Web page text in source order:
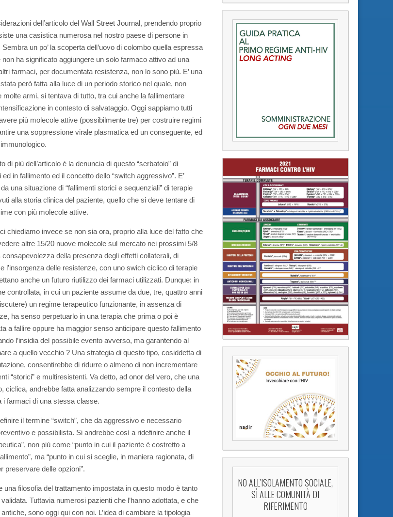
dell’articolo del Wall Street Journal, prendendo proprio
una casistica numerosa nel nostro paese di persone in
un po’ la scoperta dell’uovo di colombo quella espressa
non ha significato aggiungere un solo farmaco attivo ad una
farmaci, per documentata resistenza, non lo sono più. E’ una
però fatta alla luce di un periodo storico nel quale, non
molte armi, si tentava di tutto, tra cui anche la fallimentare
in contesto di salvataggio. Oggi sappiamo tutti
più molecole attive (possibilmente tre) per costruire regimi
una soppressione virale plasmatica ed un conseguente, ed
di più dell’articolo è la denuncia di questo “serbatoio” di
in fallimento ed il concetto dello “switch aggressivo”. E’
una situazione di “fallimenti storici e sequenziali” di terapie
alla storia clinica del paziente, quello che si deve tentare di
con più molecole attive.
chiediamo invece se non sia ora, proprio alla luce del fatto che
altre 15/20 nuove molecole sul mercato nei prossimi 5/8
consapevolezza della presenza degli effetti collaterali, di
l’insorgenza delle resistenze, con uno swich ciclico di terapie
anche un futuro riutilizzo dei farmaci utilizzati. Dunque: in
controllata, in cui un paziente assume da due, tre, quattro anni
un regime terapeutico funzionante, in assenza di
ha senso perpetuarlo in una terapia che prima o poi è
a fallire oppure ha maggior senso anticipare questo fallimento
l’insidia del possibile evento avverso, ma garantendo al
a quello vecchio ? Una strategia di questo tipo, cosiddetta di
consentirebbe di ridurre o almeno di non incrementare
“storici” e multiresistenti. Va detto, ad onor del vero, che una
ciclica, andrebbe fatta analizzando sempre il contesto della
i farmaci di una stessa classe.
il termine “switch”, che da aggressivo e necessario
e possibilista. Si andrebbe così a ridefinire anche il
non più come “punto in cui il paziente è costretto a
ma “punto in cui si sceglie, in maniera ragionata, di
preservare delle opzioni”.
una filosofia del trattamento impostata in questo modo è tanto
Tuttavia numerosi pazienti che l’hanno adottata, e che
sono oggi qui con noi. L’idea di cambiare la tipologia
NO ALL’ISOLAMENTO SOCIALE,
SÌ ALLE COMUNITÀ DI
RIFERIMENTO